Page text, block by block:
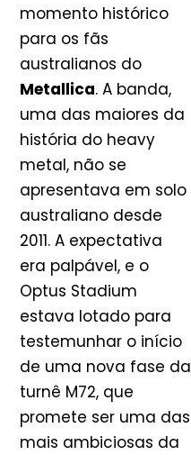
momento histórico
para os fãs
australianos do
Metallica. A banda,
uma das maiores da
história do heavy
metal, não se
apresentava em solo
australiano desde
2011. A expectativa
era palpável, e o
Optus Stadium
estava lotado para
testemunhar o início
de uma nova fase da
turnê M72, que
promete ser uma das
mais ambiciosas da